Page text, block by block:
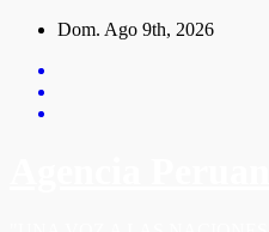
Saltar
contenido
Dom. Ago 9th, 2026